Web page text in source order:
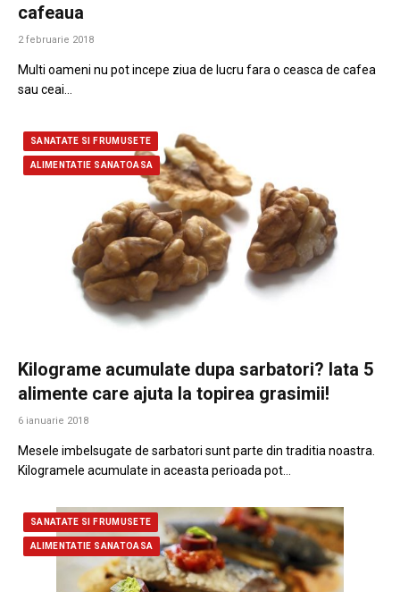
cafeaua
2 februarie 2018
Multi oameni nu pot incepe ziua de lucru fara o ceasca de cafea
sau ceai…
SANATATE SI FRUMUSETE
ALIMENTATIE SANATOASA
Kilograme acumulate dupa sarbatori? Iata 5
alimente care ajuta la topirea grasimii!
6 ianuarie 2018
Mesele imbelsugate de sarbatori sunt parte din traditia noastra.
Kilogramele acumulate in aceasta perioada pot…
SANATATE SI FRUMUSETE
ALIMENTATIE SANATOASA